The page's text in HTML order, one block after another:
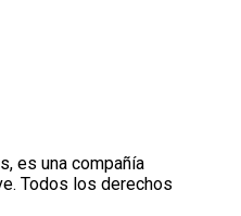
es una compañía
Todos los derechos